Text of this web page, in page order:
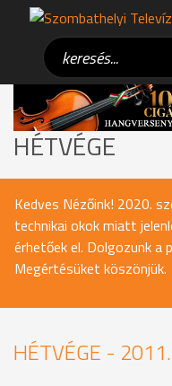
HÉTVÉGE
Kedves Nézőink! 2020.
technikai okok miatt
érhetőek el. Dolgozunk a
Megértésüket köszönjük.
HÉTVÉGE -